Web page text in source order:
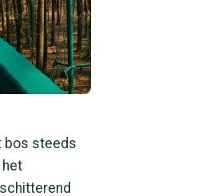
bos steeds